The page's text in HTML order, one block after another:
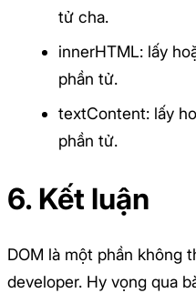
tử cha.
innerHTML: lấy
phần tử.
textContent: lấy
phần tử.
6. Kết luận
DOM là một phần không
developer. Hy vọng qua